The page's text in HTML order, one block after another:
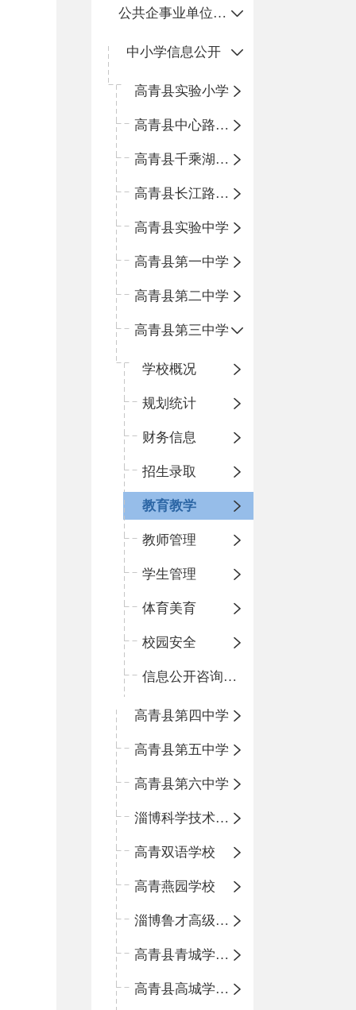
公共企事业单位信息公开
中小学信息公开
高青县实验小学
高青县中心路小学
高青县千乘湖小学
高青县长江路小学
高青县实验中学
高青县第一中学
高青县第二中学
高青县第三中学
学校概况
规划统计
财务信息
招生录取
教育教学
教师管理
学生管理
体育美育
校园安全
信息公开咨询指南
高青县第四中学
高青县第五中学
高青县第六中学
淄博科学技术学校
高青双语学校
高青燕园学校
淄博鲁才高级中学
高青县青城学区中心小学
高青县高城学区中心小学